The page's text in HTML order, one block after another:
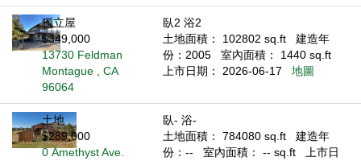
獨立屋
$349,000
13730 Feldman
Montague , CA
96064
臥2 浴2
土地面積： 102802 sq.ft
建造年
份：2005
室內面積： 1440 sq.ft
上市日期： 2026-06-17
地圖
土地
$289,000
0 Amethyst Ave.
臥- 浴-
土地面積： 784080 sq.ft
建造年
份：--
室內面積： -- sq.ft
上市日